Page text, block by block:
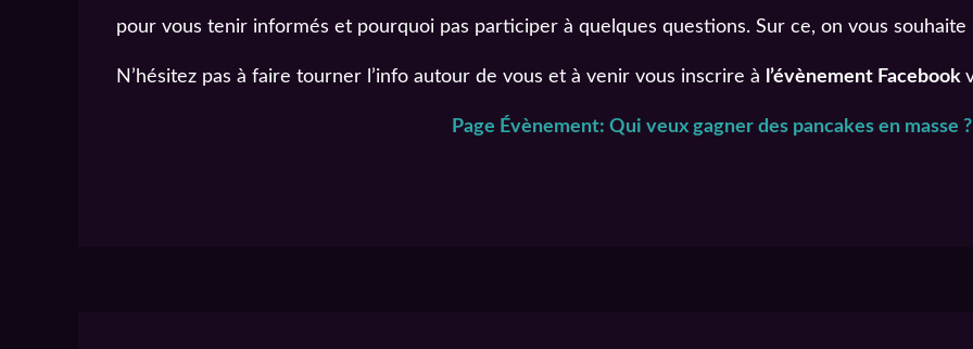
pour vous tenir informés et pourquoi pas participer à quelques questions. Sur ce, on vous
N’hésitez pas à faire tourner l’info autour de vous et à venir vous inscrire à l’évènement Facebook
Page Évènement: Qui veux gagner des pancakes en masse